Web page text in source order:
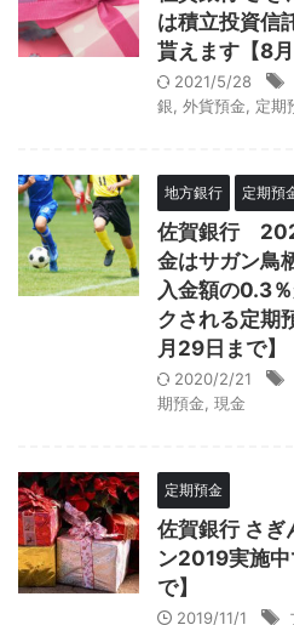
は積立投資信
貰えます【8月
2021/5/28
銀 外貨預金 定期
地方銀行 定期預
佐賀銀行
金はサガン鳥
入金額の0.3
クされる定期
月29日まで】
2020/2/21
期預金 現金
定期預金
佐賀銀行 さぎ
ン2019実施
で】
2019/11/1